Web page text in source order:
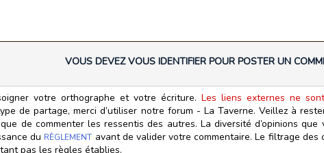
VOUS DEVEZ VOUS IDENTIFIER POUR POSTER UN
votre orthographe et votre écriture.Les liens externes ne
de partage, merci d’utiliser notre forum - La Taverne. Veillez à
de commenter les ressentis des autres. La diversité d’opinions
du RÈGLEMENT avant de valider votre commentaire. Le filtrage
pas les règles établies.